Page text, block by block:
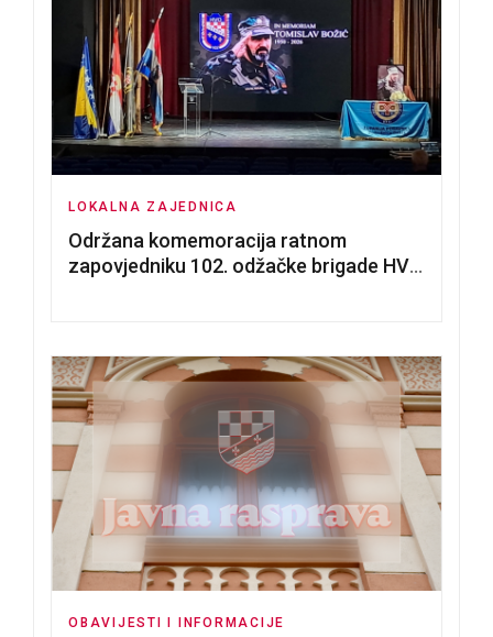
LOKALNA ZAJEDNICA
Održana komemoracija ratnom
zapovjedniku 102. odžačke brigade HVO
OBAVIJESTI I INFORMACIJE